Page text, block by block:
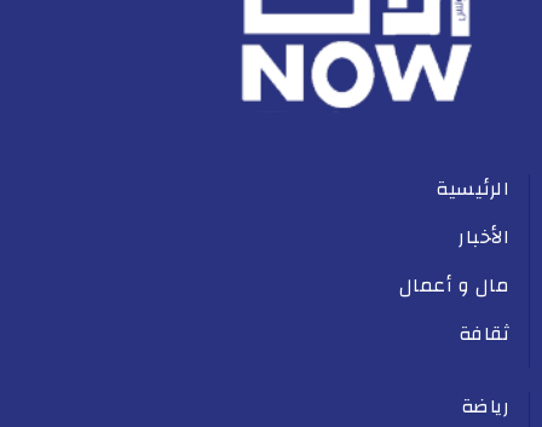
الرئيسية
الأخبار
مال و أعمال
ثقافة
رياضة